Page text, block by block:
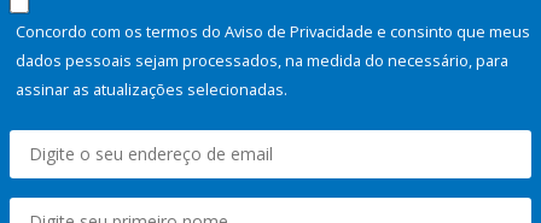
Concordo com os termos do Aviso de Privacidade e consinto que meus
dados pessoais sejam processados, na medida do necessário, para
assinar as atualizações selecionadas.